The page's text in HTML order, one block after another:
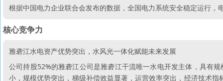
根据中国电力企业联合会发布的数据，全国电力系统安全稳定运行
核心竞争力
雅砻江水电资产优势突出，水风光一体化赋能未来发展
公司持股52%的雅砻江公司是雅砻江干流唯一水电开发主体，具有
小，规模优势突出，梯级补偿效益显著，运营效率突出，经济技术